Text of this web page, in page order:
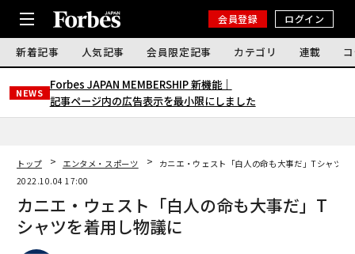
会員登録 ログイン
新着記事 人気記事 会員限定記事 カテゴリ 連載
NEWS
Forbes JAPAN MEMBERSHIP 新機能｜
記事ページ内の広告表示を最小限にしました
トップ エンタメ・スポーツ
カニエ・ウェスト「白人の命も大事だ」Tシャツを
2022.10.04 17:00
カニエ・ウェスト「白人の命も大事だ」T
シャツを着用し物議に